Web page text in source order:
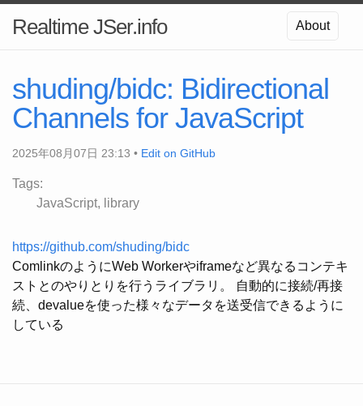
Realtime JSer.info About
shuding/bidc: Bidirectional
Channels for JavaScript
2025年08月07日 23:13 • Edit on GitHub
Tags:
JavaScript
library
https://github.com/shuding/bidc
ComlinkのようにWeb Workerやiframeなど異なるコンテキ
ストとのやりとりを行うライブラリ。 自動的に接続/再接
続、devalueを使った様々なデータを送受信できるように
している